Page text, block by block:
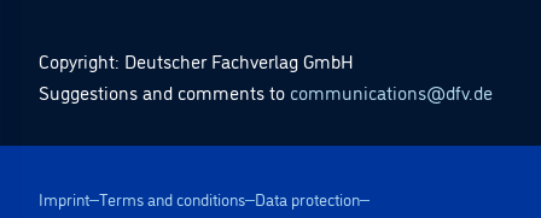
Copyright: Deutscher Fachverlag GmbH
Suggestions and comments to communications@dfv.de
Imprint Terms and conditions Data protection